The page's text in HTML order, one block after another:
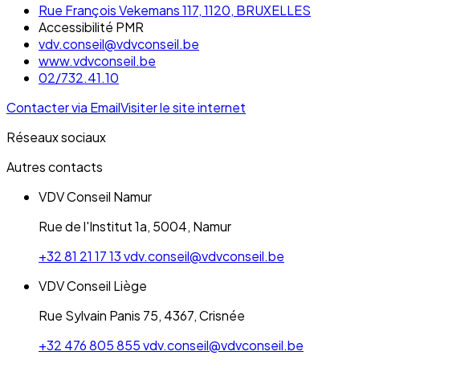
Rue François Vekemans 117, 1120, BRUXELLES
Accessibilité PMR
vdv.conseil@vdvconseil.be
www.vdvconseil.be
02/732.41.10
Contacter via EmailVisiter le site internet
Réseaux sociaux
Autres contacts
VDV Conseil Namur
Rue de l'Institut 1a, 5004, Namur
+32 81 21 17 13vdv.conseil@vdvconseil.be
VDV Conseil Liège
Rue Sylvain Panis 75, 4367, Crisnée
+32 476 805 855vdv.conseil@vdvconseil.be